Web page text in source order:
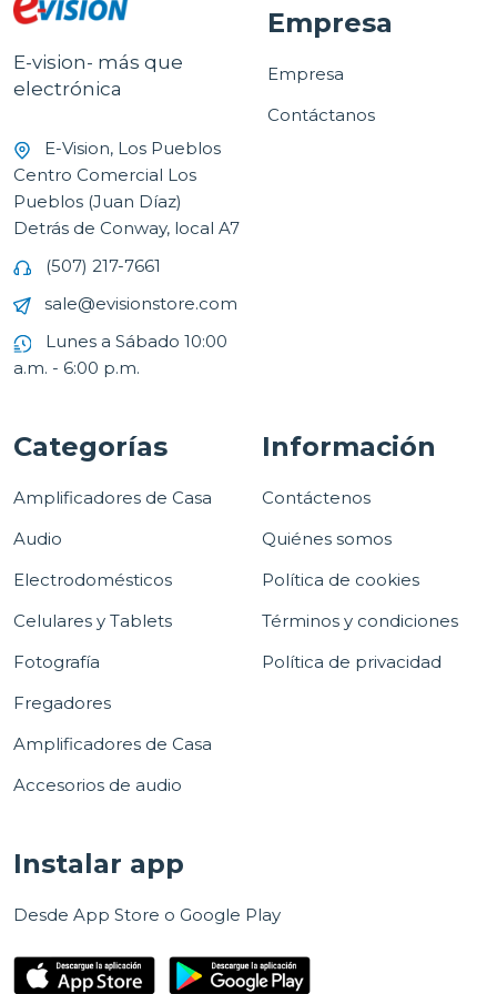
E-vision- más que
electrónica
E-Vision, Los Pueblos
Centro Comercial Los
Pueblos (Juan Díaz)
Detrás de Conway, local A7
(507) 217-7661
sale@evisionstore.com
Lunes a Sábado 10:00
a.m. - 6:00 p.m.
Empresa
Empresa
Contáctanos
Categorías
Amplificadores de Casa
Audio
Electrodomésticos
Celulares y Tablets
Fotografía
Fregadores
Amplificadores de Casa
Accesorios de audio
Información
Contáctenos
Quiénes somos
Política de cookies
Términos y condiciones
Política de privacidad
Instalar app
Desde App Store o Google Play